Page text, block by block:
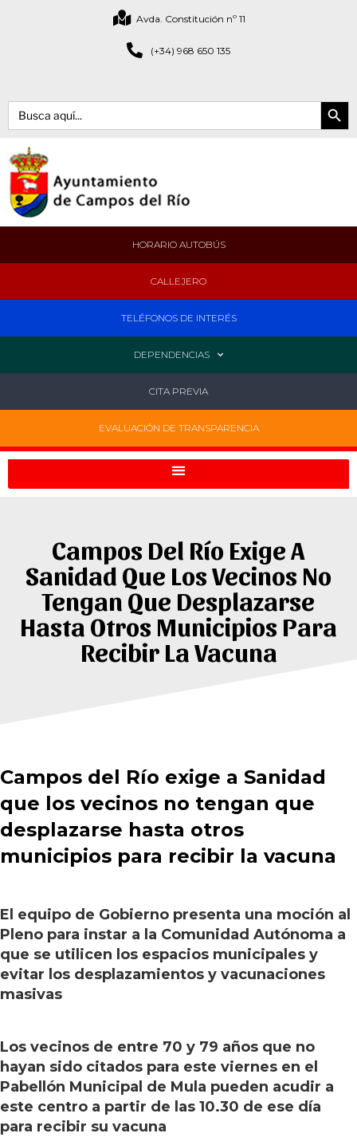
Avda. Constitución nº 11
(+34) 968 650 135
Buscar: Botón de
HORARIO AUTOBÚS
CALLEJERO
TELÉFONOS DE INTERÉS
DEPENDENCIAS
CITA PREVIA
EVALUACIÓN DE TRANSPARENCIA
Campos Del Río Exige A
Sanidad Que Los Vecinos No
Tengan Que Desplazarse
Hasta Otros Municipios Para
Recibir La Vacuna
Campos del Río exige a Sanidad
que los vecinos no tengan que
desplazarse hasta otros
municipios para recibir la vacuna
El equipo de Gobierno presenta una moción al
Pleno para instar a la Comunidad Autónoma a
que se utilicen los espacios municipales y
evitar los desplazamientos y vacunaciones
masivas
Los vecinos de entre 70 y 79 años que no
hayan sido citados para este viernes en el
Pabellón Municipal de Mula pueden acudir a
este centro a partir de las 10.30 de ese día
para recibir su vacuna